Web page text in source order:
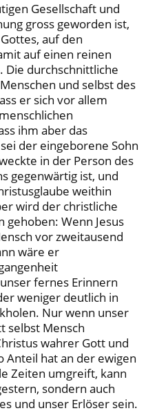
Gesellschaft und
gross geworden ist,
auf den
auf einen reinen
Die durchschnittliche
und selbst des
er sich vor allem
ihm aber das
der eingeborene Sohn
in der Person des
gegenwärtig ist, und
weithin
wird der christliche
gehoben: Wenn Jesus
vor zweitausend
wäre er
fernes Erinnern
weniger deutlich in
Nur wenn unser
selbst Mensch
wahrer Gott und
Anteil hat an der ewigen
Zeiten umgreift, kann
sondern auch
und unser Erlöser sein.